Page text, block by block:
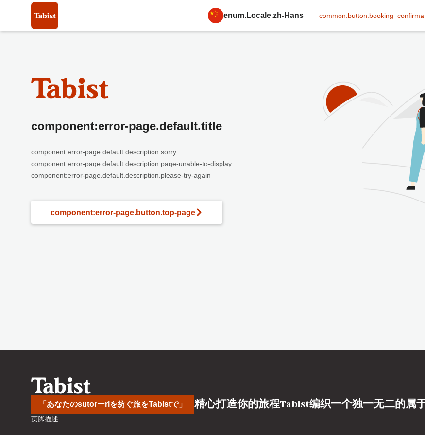
enum.Locale.zh-Hans
component:error-page.default.title
component:error-page.default.description.sorry
component:error-page.default.description.page-unable-to-display
component:error-page.default.description.please-try-again
component:error-page.button.top-page
「あなたのsutorーriを纺ぐ旅をTabistで」 精心打造你的旅程Tabist编织一个独一无二的属
页脚描述